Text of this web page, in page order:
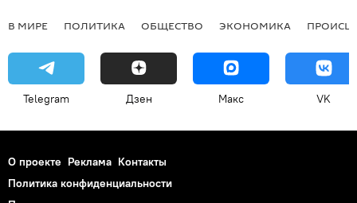
В МИРЕ ПОЛИТИКА ОБЩЕСТВО ЭКОНОМИКА
Telegram Дзен Макс VK
О проекте Реклама Контакты
Политика конфиденциальности